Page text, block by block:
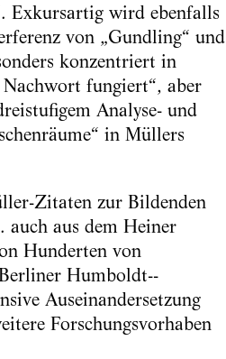
Exkursartig wird ebenfalls
von „Gundling“ und
konzentriert in
fungiert“, aber
Analyse- und
in Müllers
Zitaten zur Bildenden
aus dem Heiner
Hunderten von
Humboldt-­
Auseinandersetzung
Forschungsvorhaben